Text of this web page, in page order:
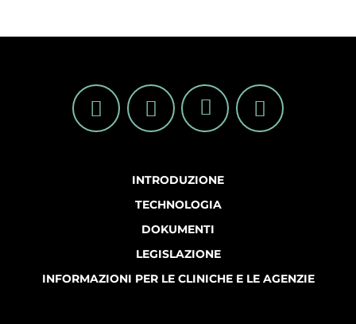
INTRODUZIONE
TECHNOLOGIA
DOKUMENTI
LEGISLAZIONE
INFORMAZIONI PER LE CLINICHE E LE AGENZIE